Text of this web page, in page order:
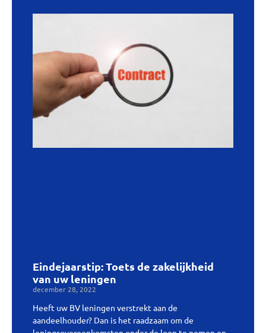
Eindejaarstip: Toets de zakelijkheid
van uw leningen
december 28, 2022
Heeft uw BV leningen verstrekt aan de
aandeelhouder? Dan is het raadzaam om de